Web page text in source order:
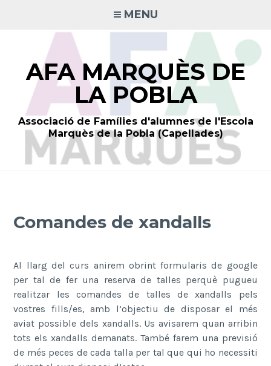
MENU
AFA MARQUÈS DE
LA POBLA
Associació de Famílies d'alumnes de l'Escola
Marquès de la Pobla (Capellades)
Comandes de xandalls
Al llarg del curs anirem obrint formularis de google
per tal de fer una reserva de talles perquè pugueu
realitzar les comandes de talles de xandalls pels
vostres fills/es, amb l’objectiu de disposar el més
aviat possible dels xandalls. Us avisarem quan arribin
tots els xandalls demanats. També farem una previsió
de més peces de cada talla per tal que qui ho necessiti